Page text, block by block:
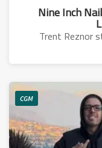
Nine Inch
Trent Reznor
CGM